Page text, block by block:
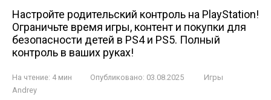
Настройте родительский контроль на PlayStation!
Ограничьте время игры, контент и покупки для
безопасности детей в PS4 и PS5. Полный
контроль в ваших руках!
На чтение: 4 мин Опубликовано: 03.08.2025
Игры
Andrey